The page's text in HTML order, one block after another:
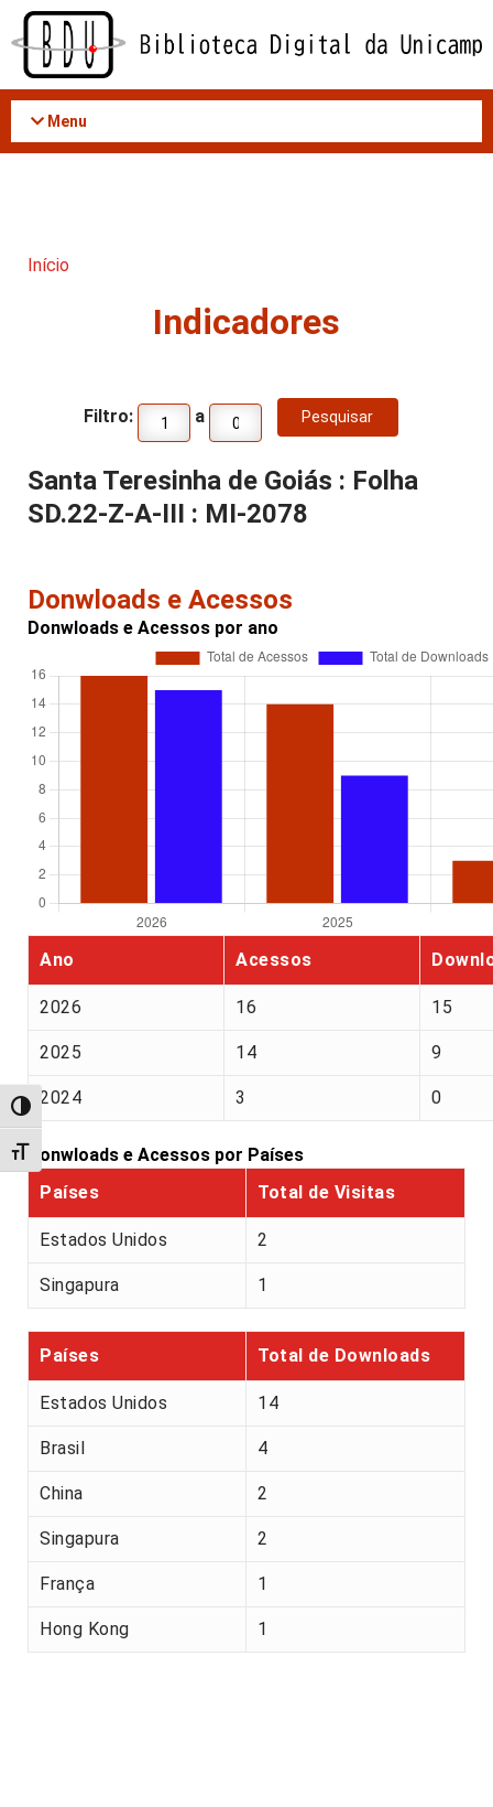
Acessar
conteúdo
Alternar alto contraste
Alternar tamanho da fonte
Menu
Início
Indicadores
Filtro: a
Santa Teresinha de Goiás : Folha
SD.22-Z-A-III : MI-2078
Donwloads e Acessos
Donwloads e Acessos por ano
Ano Acessos
2026 16 15
2025 14 9
2024 3 0
Donwloads e Acessos por Países
Países
Total de Visitas
Estados Unidos 2
Singapura 1
Países Total de Downloads
Estados Unidos 14
Brasil 4
China 2
Singapura 2
França 1
Hong Kong 1